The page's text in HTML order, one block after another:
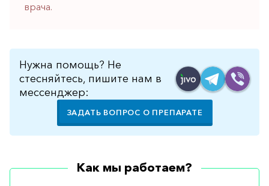
врача.
Нужна помощь? Не
стесняйтесь, пишите нам в
мессенджер:
ЗАДАТЬ ВОПРОС О ПРЕПАРАТЕ
Как мы работаем?